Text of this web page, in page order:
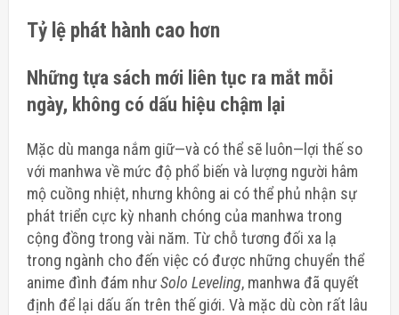
Tỷ lệ phát hành cao hơn
Những tựa sách mới liên tục ra mắt mỗi
ngày, không có dấu hiệu chậm lại
Mặc dù manga nắm giữ—và có thể sẽ luôn—lợi thế so
với manhwa về mức độ phổ biến và lượng người hâm
mộ cuồng nhiệt, nhưng không ai có thể phủ nhận sự
phát triển cực kỳ nhanh chóng của manhwa trong
cộng đồng trong vài năm. Từ chỗ tương đối xa lạ
trong ngành cho đến việc có được những chuyển thể
anime đình đám nhưSolo Leveling, manhwa đã quyết
định để lại dấu ấn trên thế giới. Và mặc dù còn rất lâu